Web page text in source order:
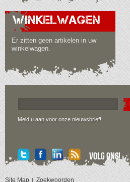
WINKELWAGEN
Er zitten geen artikelen in uw
winkelwagen.
Meld u aan voor onze nieuwsbrief!
Volg ons!
Site Map Zoekwoorden